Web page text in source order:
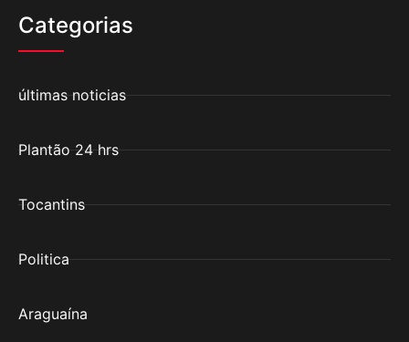
Categorias
últimas noticias
Plantão 24 hrs
Tocantins
Politica
Araguaína